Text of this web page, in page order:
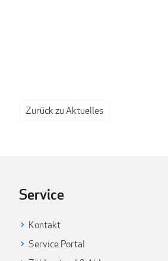
Zurück zu Aktuelles
Service
Kontakt
Service Portal